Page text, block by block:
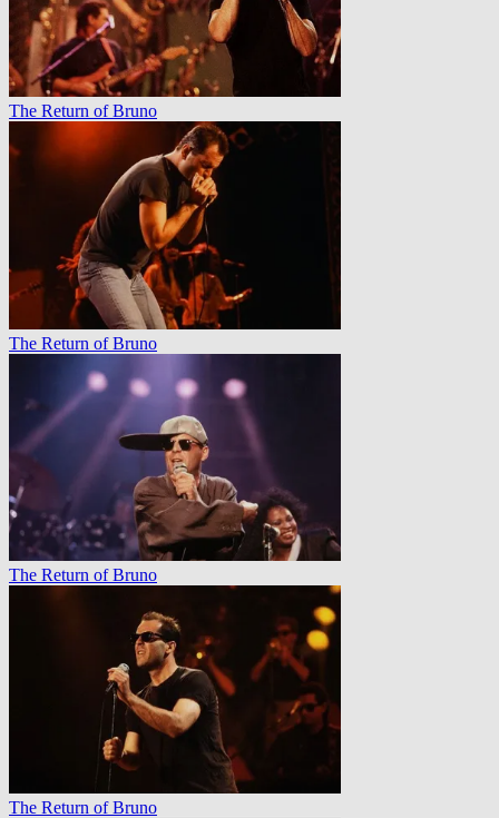
The Return of Bruno
The Return of Bruno
The Return of Bruno
The Return of Bruno